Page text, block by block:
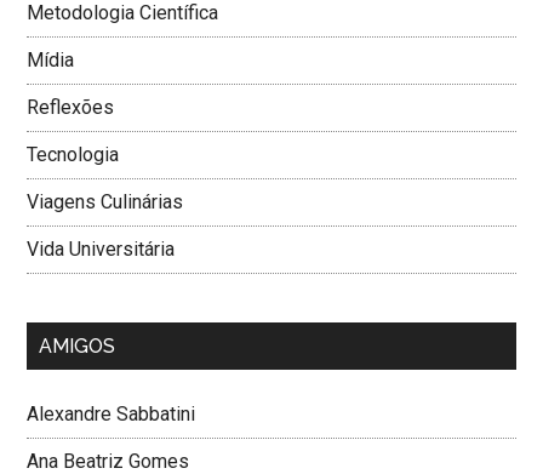
Metodologia Cientí­fica
Mí­dia
Reflexões
Tecnologia
Viagens Culinárias
Vida Universitária
AMIGOS
Alexandre Sabbatini
Ana Beatriz Gomes